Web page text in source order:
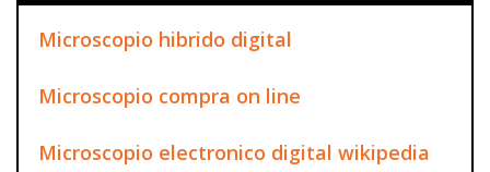
Microscopio hibrido digital
Microscopio compra on line
Microscopio electronico digital wikipedia